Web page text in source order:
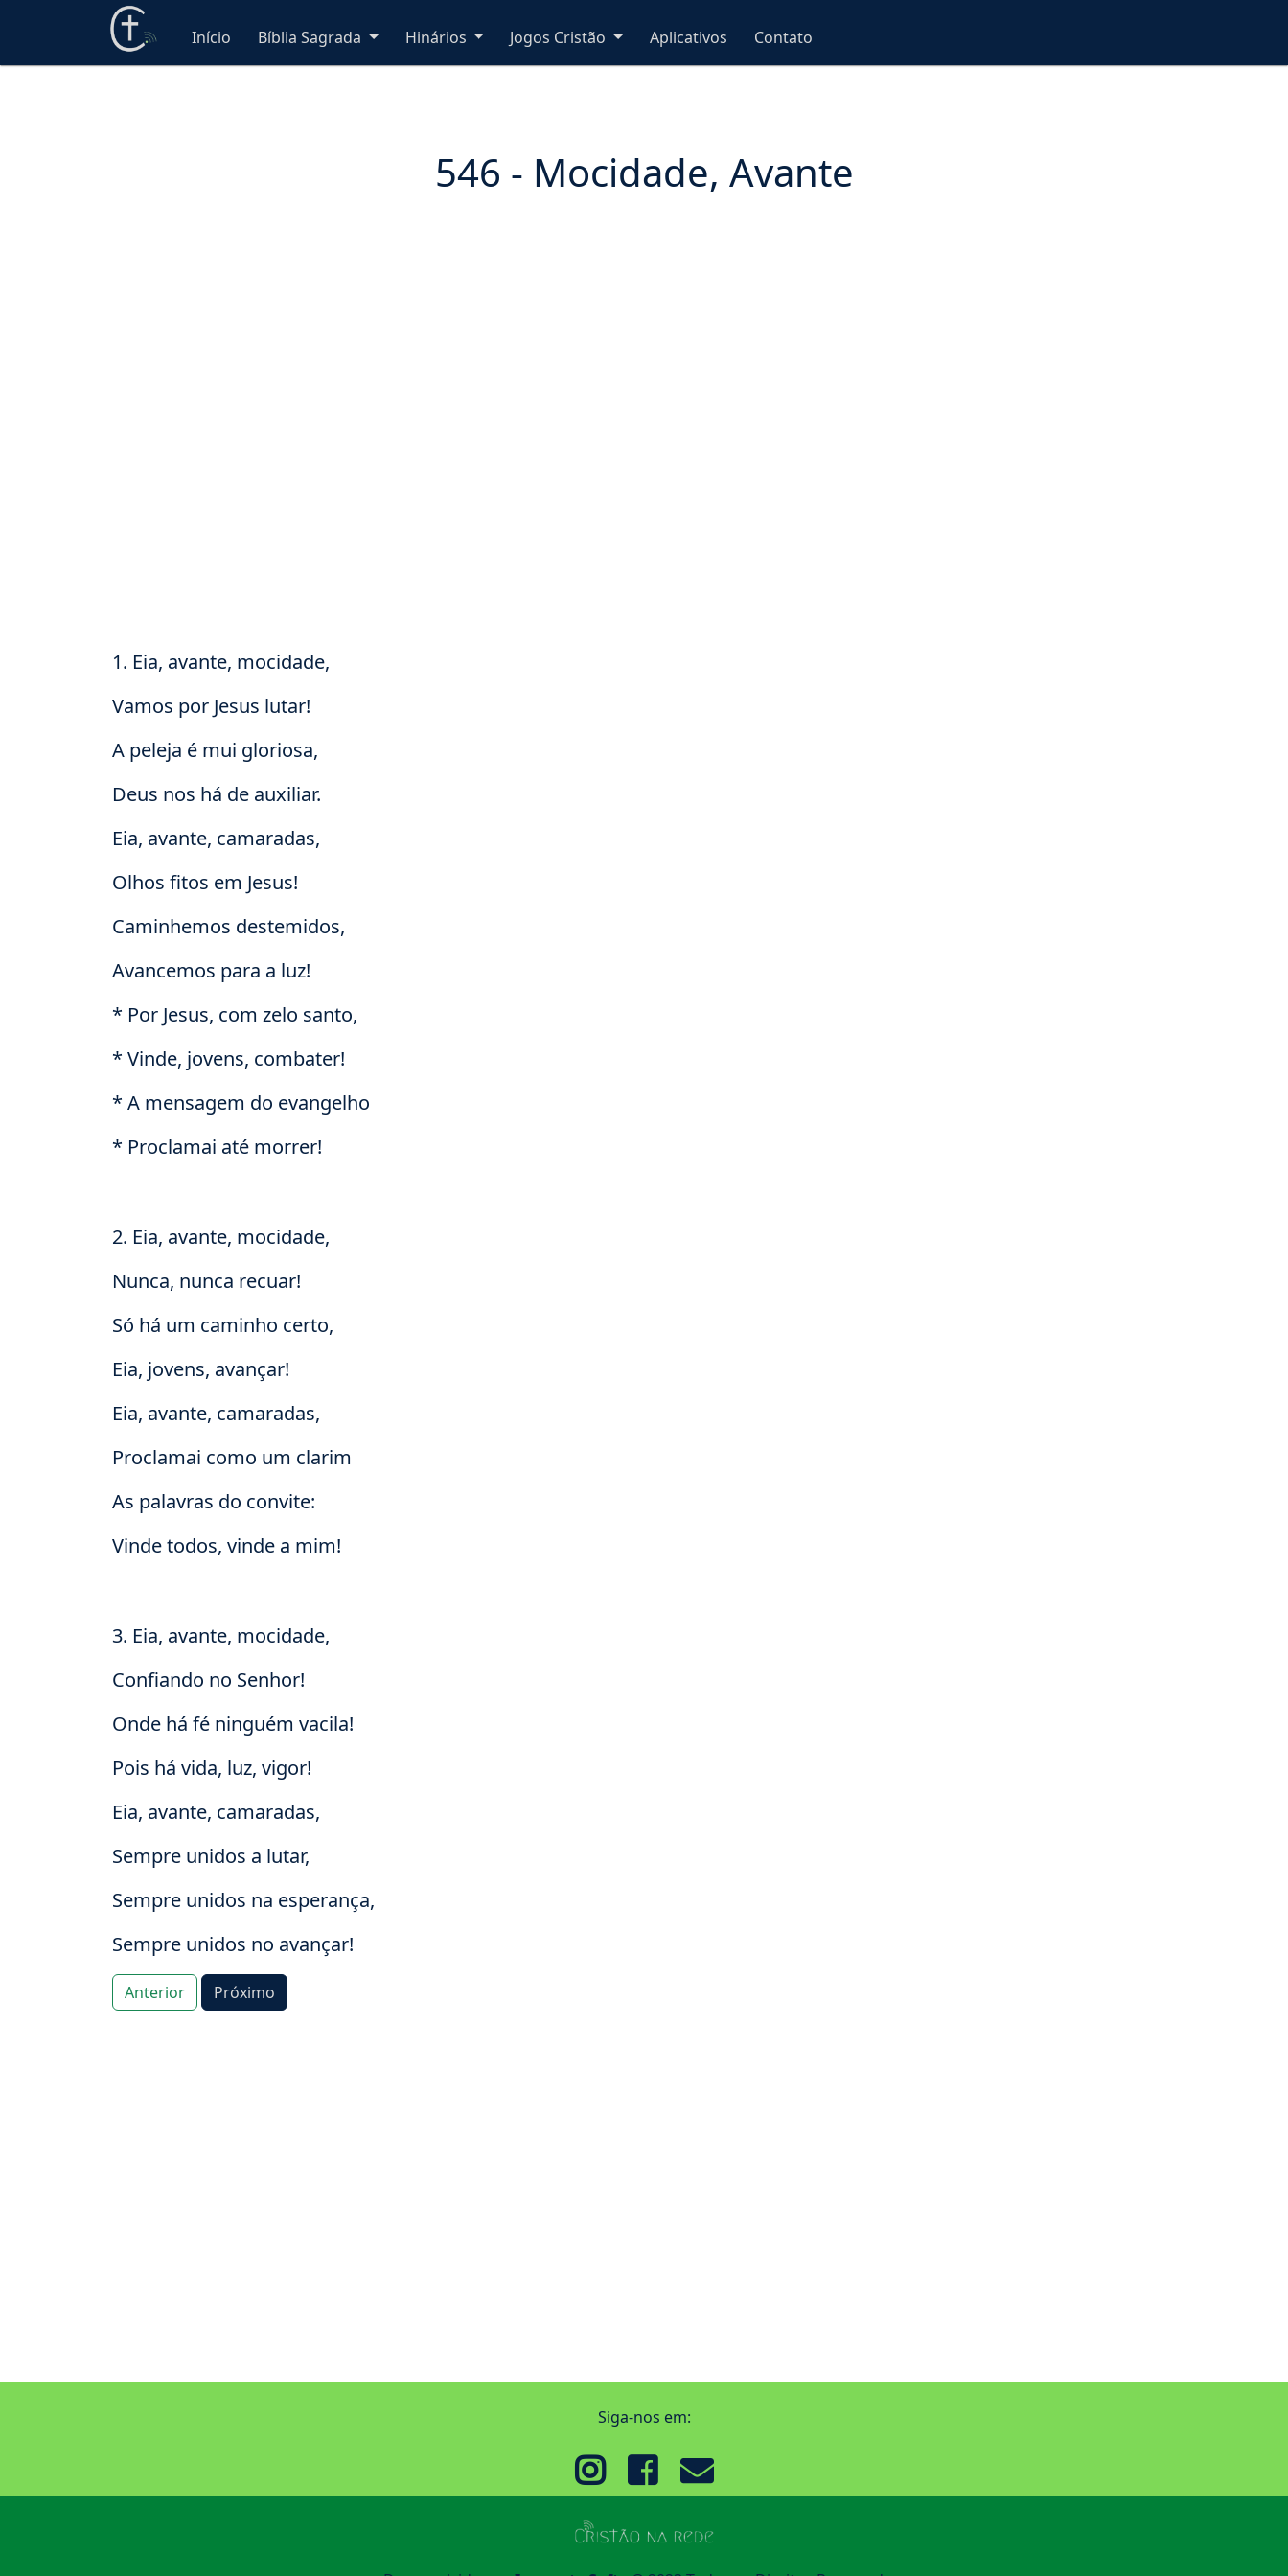
Início Bíblia Sagrada Hinários Jogos Cristão Aplicativos Contato
546 - Mocidade, Avante
1. Eia, avante, mocidade,
Vamos por Jesus lutar!
A peleja é mui gloriosa,
Deus nos há de auxiliar.
Eia, avante, camaradas,
Olhos fitos em Jesus!
Caminhemos destemidos,
Avancemos para a luz!
* Por Jesus, com zelo santo,
* Vinde, jovens, combater!
* A mensagem do evangelho
* Proclamai até morrer!
2. Eia, avante, mocidade,
Nunca, nunca recuar!
Só há um caminho certo,
Eia, jovens, avançar!
Eia, avante, camaradas,
Proclamai como um clarim
As palavras do convite:
Vinde todos, vinde a mim!
3. Eia, avante, mocidade,
Confiando no Senhor!
Onde há fé ninguém vacila!
Pois há vida, luz, vigor!
Eia, avante, camaradas,
Sempre unidos a lutar,
Sempre unidos na esperança,
Sempre unidos no avançar!
Anterior Próximo
Siga-nos em: